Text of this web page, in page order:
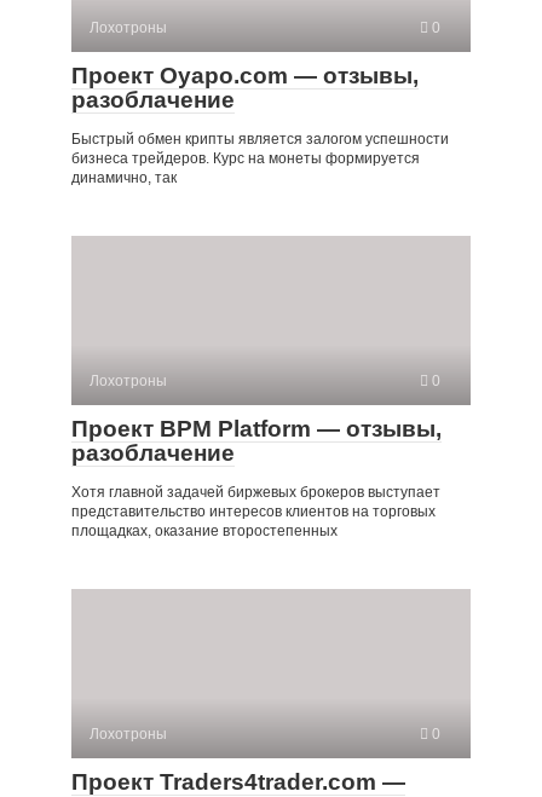
Лохотроны 0
Проект Oyapo.com — отзывы,
разоблачение
Быстрый обмен крипты является залогом успешности
бизнеса трейдеров. Курс на монеты формируется
динамично, так
Лохотроны 0
Проект BPM Platform — отзывы,
разоблачение
Хотя главной задачей биржевых брокеров выступает
представительство интересов клиентов на торговых
площадках, оказание второстепенных
Лохотроны 0
Проект Traders4trader.com —